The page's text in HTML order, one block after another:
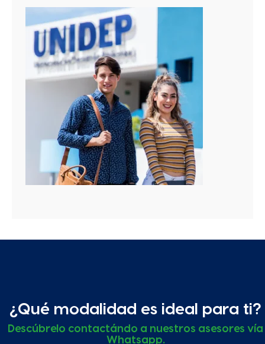
¿Qué modalidad es ideal para ti?
Descúbrelo contactándo a nuestros asesores vía
Whatsapp.